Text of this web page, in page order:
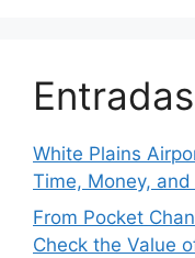
White Plains
Time, Money, and
From Pocket
Check the Value